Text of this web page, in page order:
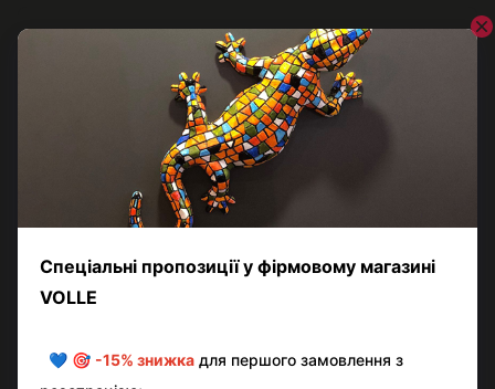
Додайте перший відгук
Написати відгук